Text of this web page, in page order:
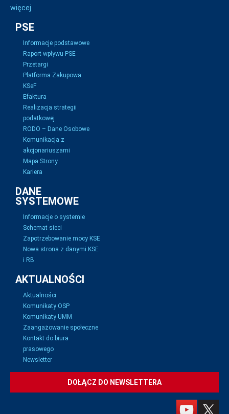
więcej
PSE
Informacje podstawowe
Raport wpływu PSE
Przetargi
Platforma Zakupowa
KSeF
Efaktura
Realizacja strategii
podatkowej
RODO – Dane Osobowe
Komunikacja z
akcjonariuszami
Mapa Strony
Kariera
DANE
SYSTEMOWE
Informacje o systemie
Schemat sieci
Zapotrzebowanie mocy KSE
Nowa strona z danymi KSE
i RB
AKTUALNOŚCI
Aktualności
Komunikaty OSP
Komunikaty UMM
Zaangażowanie społeczne
Kontakt do biura
prasowego
Newsletter
DOŁĄCZ DO NEWSLETTERA